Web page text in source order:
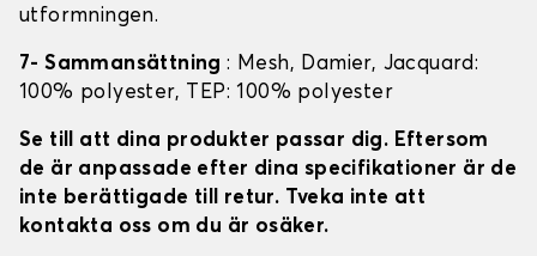
utformningen.
7- Sammansättning: Mesh, Damier, Jacquard:
100% polyester, TEP: 100% polyester
Se till att dina produkter passar dig. Eftersom
de är anpassade efter dina specifikationer är de
inte berättigade till retur. Tveka inte att
kontakta oss om du är osäker.